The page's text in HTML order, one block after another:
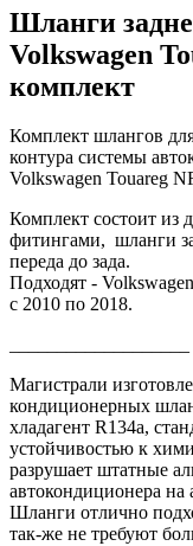
Шланги
Volkswagen
комплект
Комплект шлангов
контура системы
Volkswagen Touareg
Комплект состоит
фитингами, шланги
переда до зада.
Подходят -
с 2010 по 2018.
Магистрали
кондиционерных
хладагент R134a,
устойчивостью к
разрушает штатные
автокондиционера на
Шланги отлично
так-же не требуют